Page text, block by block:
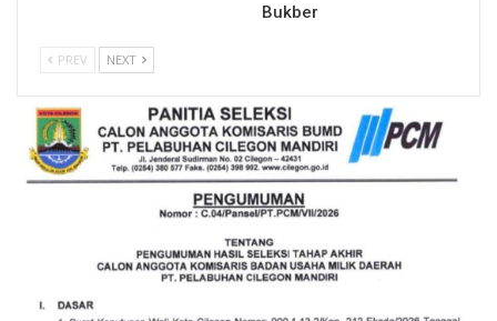
Bukber
PREV NEXT